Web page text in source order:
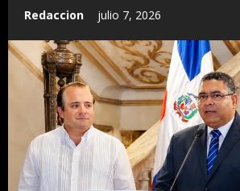
Redaccion julio 7, 2026